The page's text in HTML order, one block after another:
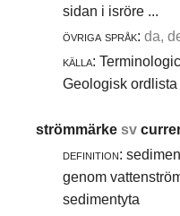
sidan i isröre ...
övriga språk: da,
källa:
Geologisk ordlista
strömmärkesv
definition:
genom
sedimentyta